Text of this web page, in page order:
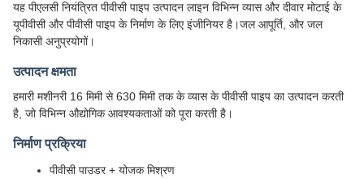
यह पीएलसी नियंत्रित पीवीसी पाइप उत्पादन लाइन विभिन्न व्यास और दीवार मोटाई के
यूपीवीसी और पीवीसी पाइप के निर्माण के लिए इंजीनियर है।जल आपूर्ति, और जल
निकासी अनुप्रयोगों।
उत्पादन क्षमता
हमारी मशीनरी 16 मिमी से 630 मिमी तक के व्यास के पीवीसी पाइप का उत्पादन करती
है, जो विभिन्न औद्योगिक आवश्यकताओं को पूरा करती है।
निर्माण प्रक्रिया
पीवीसी पाउडर + योजक मिश्रण